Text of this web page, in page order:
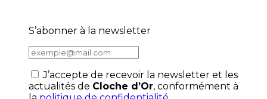
S’abonner à la newsletter
J’accepte de recevoir la newsletter et les
actualités de Cloche d’Or, conformément à